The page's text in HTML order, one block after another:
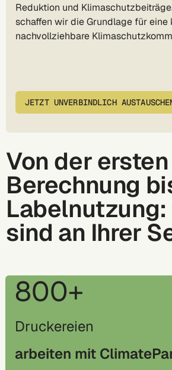
Reduktion und
schaffen wir die Grundlage für eine
nachvollziehbare
JETZT UNVERBINDLICH
Von der ersten
Berechnung
sind an Ihrer
800+
Druckereien
arbeiten mit